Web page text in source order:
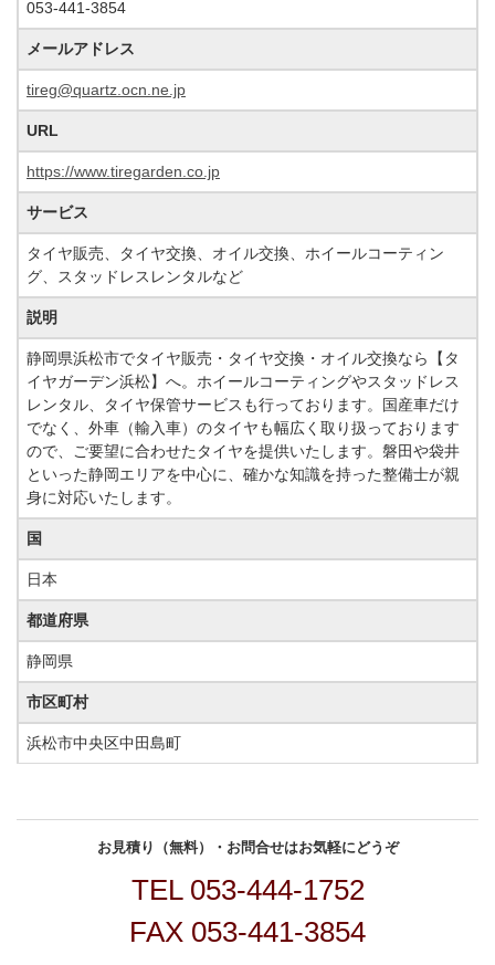
053-441-3854
メールアドレス
tireg@quartz.ocn.ne.jp
URL
https://www.tiregarden.co.jp
サービス
タイヤ販売、タイヤ交換、オイル交換、ホイールコーティン
グ、スタッドレスレンタルなど
説明
静岡県浜松市でタイヤ販売・タイヤ交換・オイル交換なら【タ
イヤガーデン浜松】へ。ホイールコーティングやスタッドレス
レンタル、タイヤ保管サービスも行っております。国産車だけ
でなく、外車（輸入車）のタイヤも幅広く取り扱っております
ので、ご要望に合わせたタイヤを提供いたします。磐田や袋井
といった静岡エリアを中心に、確かな知識を持った整備士が親
身に対応いたします。
国
日本
都道府県
静岡県
市区町村
浜松市中央区中田島町
お見積り（無料）・お問合せはお気軽にどうぞ
TEL 053-444-1752
FAX 053-441-3854